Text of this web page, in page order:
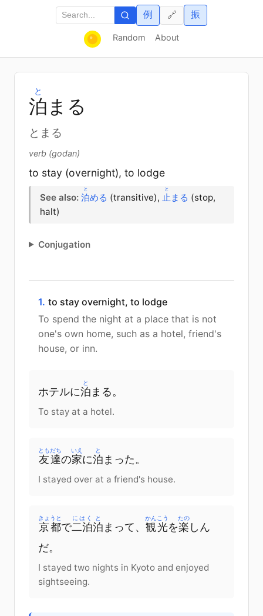
Random About
例 振
🔗
泊
と
まる
とまる
verb (godan)
to stay (overnight), to lodge
See also: 泊
と
める (transitive), 止
と
まる (stop,
halt)
Conjugation
1. to stay overnight, to lodge
To spend the night at a place that is not
one's own home, such as a hotel, friend's
house, or inn.
ホテルに泊
と
まる。
To stay at a hotel.
友達
ともだち
の家
いえ
に泊
と
まった。
I stayed over at a friend's house.
京都
きょうと
で二泊
にはく
泊
と
まって、 観光
かんこう
を楽
たの
しん
だ。
I stayed two nights in Kyoto and enjoyed
sightseeing.